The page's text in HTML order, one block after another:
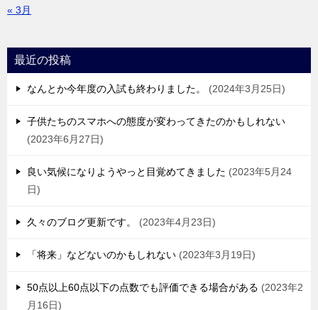
« 3月
最近の投稿
なんとか今年度の入試も終わりました。 2024年3月25日
子供たちのスマホへの態度が変わってきたのかもしれない
2023年6月27日
良い気候になりようやっと目覚めてきました
2023年5月24
日
久々のブログ更新です。 2023年4月23日
「将来」などないのかもしれない 2023年3月19日
50点以上60点以下の点数でも評価できる場合がある
2023年2
月16日